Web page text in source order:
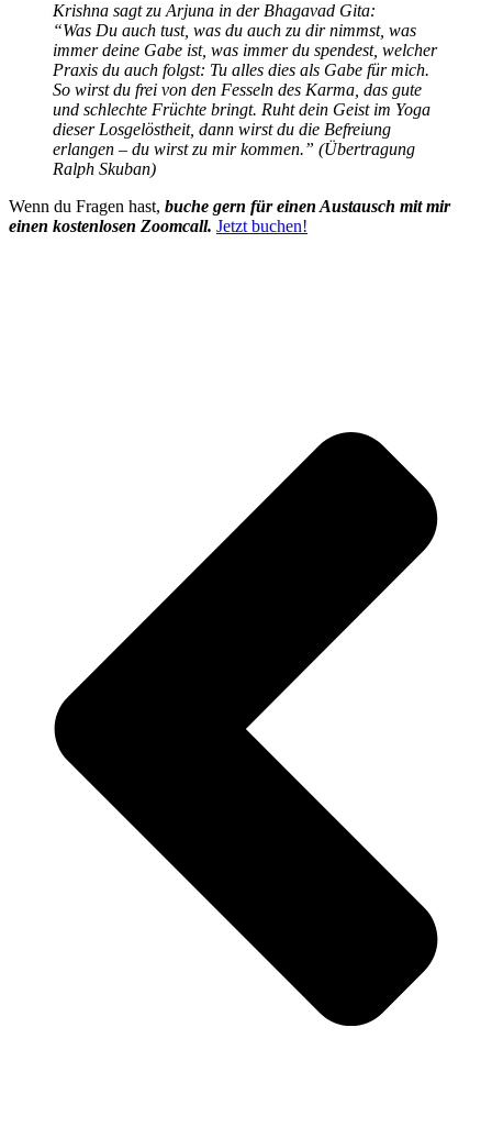
Krishna sagt zu Arjuna in der Bhagavad Gita:
“Was Du auch tust, was du auch zu dir nimmst, was
immer deine Gabe ist, was immer du spendest, welcher
Praxis du auch folgst: Tu alles dies als Gabe für mich.
So wirst du frei von den Fesseln des Karma, das gute
und schlechte Früchte bringt. Ruht dein Geist im Yoga
dieser Losgelöstheit, dann wirst du die Befreiung
erlangen – du wirst zu mir kommen.” (Übertragung
Ralph Skuban)
Wenn du Fragen hast, buche gern für einen Austausch mit mir
einen kostenlosen Zoomcall. Jetzt buchen!